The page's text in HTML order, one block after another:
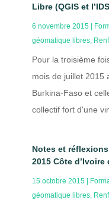
Libre (QGIS et
6 novembre 2015
géomatique libres,
Pour la troisième
mois de juillet 2015
Burkina-Faso et
collectif fort d'une
Notes et
2015 Côte d’Ivoire
15 octobre 2015
géomatique libres,